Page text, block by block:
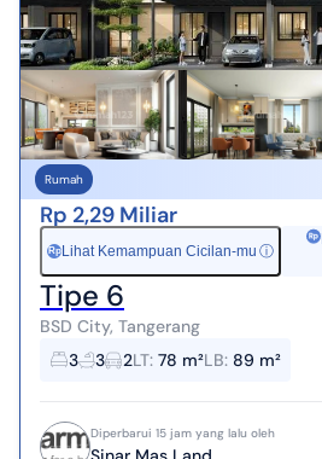
Rumah
Rp 2,29 Miliar
Rp Lihat Kemampuan Cicilan-mu ⓘ
Tipe 6
BSD City, Tangerang
3
3 2LT: 78 m²LB: 89 m²
Diperbarui 15 jam yang lalu oleh